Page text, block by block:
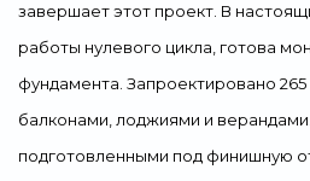
завершает этот проект. В
работы нулевого цикла, готова
фундамента. Запроектировано
балконами, лоджиями и
подготовленными под финишную